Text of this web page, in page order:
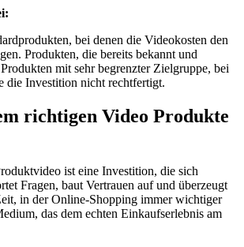
bei denen die Videokosten den
Produkten, die bereits bekannt und
mit sehr begrenzter Zielgruppe, bei
die Investition nicht rechtfertigt.
richtigen Video Produkte
ist eine Investition, die sich
Fragen, baut Vertrauen auf und überzeugt
in der Online-Shopping immer wichtiger
das dem echten Einkaufserlebnis am